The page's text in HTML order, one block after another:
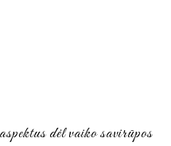
dėl vaiko savirūpos